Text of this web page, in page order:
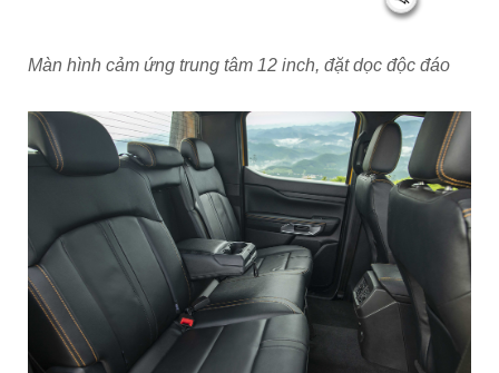
Màn hình cảm ứng trung tâm 12 inch, đặt dọc độc đáo